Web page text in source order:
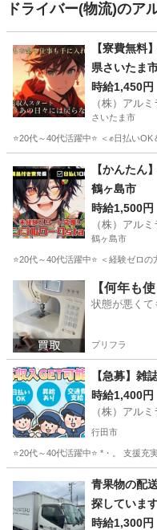
ドライバー(物流)のア
【寮費無
県さいたま
時給1,450円
（株）アルミ
さいたま市
⭐20代～40代活躍中⭐ ＜✊日払い
さいたま市 倉庫
【かんた
鶴ヶ島市
時給1,500円
（株）アルミ
鶴ヶ島市
⭐20代～40代活躍中⭐ ＜経験ゼロ
埼玉 鶴ヶ島市 倉庫
【何年も
状態が悪くて
プリフラ
【急募】
時給1,400円
（株）アルミ
行田市
⭐20代～40代活躍中⭐ *・。 支援
倉庫 漫画
青果物の配
探しています
時給1,300円